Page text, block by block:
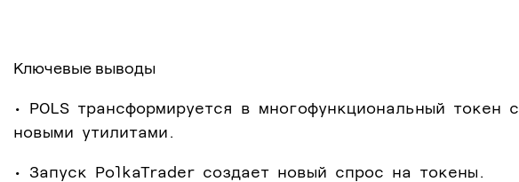
Ключевые выводы
• POLS трансформируется в многофункциональный токен с
новыми утилитами.
• Запуск PolkaTrader создает новый спрос на токены.